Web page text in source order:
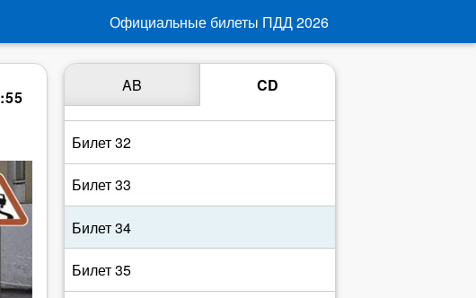
:54
Официальные билеты ПДД2026
AB CD
Билет 29
Билет 31
Билет 32
Билет 33
Билет 34
Билет 35